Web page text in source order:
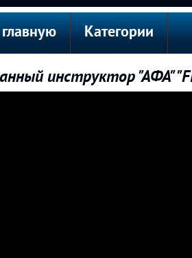
Категории
инструктор "АФА"